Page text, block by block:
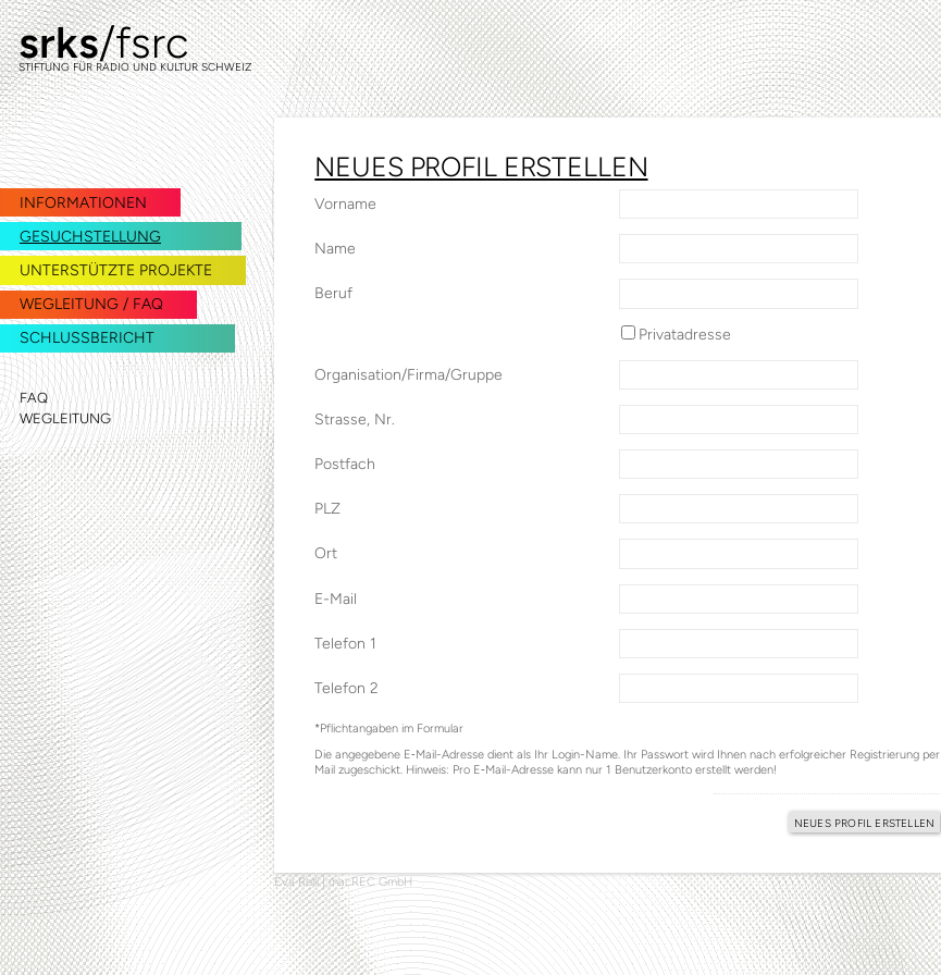
zur
Navigation
springen
zum
Inhalt
springen
srks/fsrc
STIFTUNG FÜR RADIO UND KULTUR SCHWEIZ
INFORMATIONEN
GESUCHSTELLUNG
UNTERSTÜTZTE PROJEKTE
WEGLEITUNG / FAQ
SCHLUSSBERICHT
FAQ
WEGLEITUNG
NEUES PROFIL ERSTELLEN
Vorname
Name
Beruf
Privatadresse
Organisation/Firma/Gruppe
Strasse, Nr.
Postfach
PLZ
Ort
E-Mail
Telefon 1
Telefon 2
*Pflichtangaben im Formular
Die angegebene E‑Mail-Adresse dient als Ihr Login-Name. Ihr Passwort wird Ihnen nach erfolgreicher Registrierung per
Mail zugeschickt. Hinweis: Pro E‑Mail-Adresse kann nur 1 Benutzerkonto erstellt werden!
NEUES PROFIL ERSTELLEN
Eva Rolli|macREC GmbH